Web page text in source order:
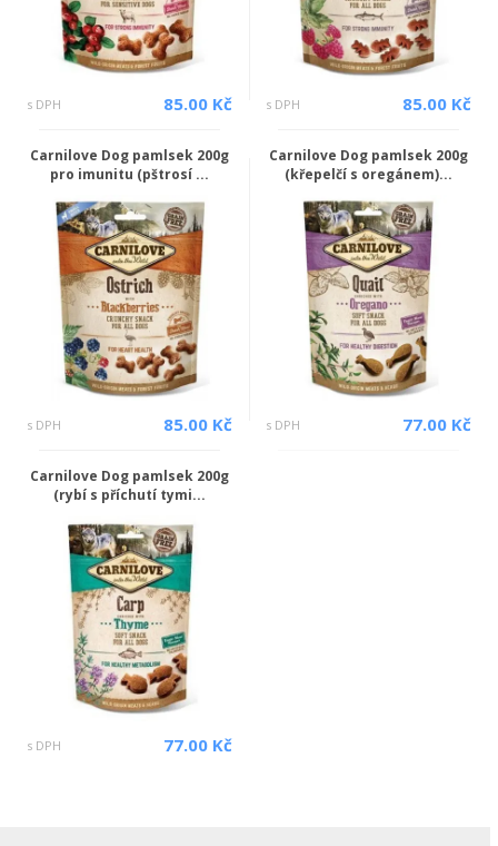
s DPH 85.00 Kč s DPH 85.00 Kč
Carnilove Dog pamlsek 200g
pro imunitu (pštrosí ...
s DPH 85.00 Kč
Carnilove Dog pamlsek 200g
(křepelčí s oregánem)...
s DPH 77.00 Kč
Carnilove Dog pamlsek 200g
(rybí s příchutí tymi...
s DPH 77.00 Kč